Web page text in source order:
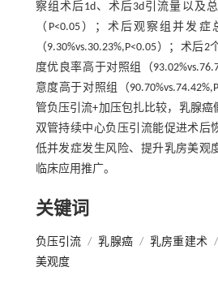
察组术后1d、术后3d引流量以及
（P<0.05）；术后观察组并发
（9.30%vs.30.23%,P<0.05）；术
度优良率高于对照组（
意度高于对照组（
管负压引流+加压包扎比较，乳腺
双管持续中心负压引流能促进术后
低并发症发生风险、提升乳房美观
临床应用推广。
关键词
负压引流 / 乳腺癌 / 乳房重建术 /
美观度